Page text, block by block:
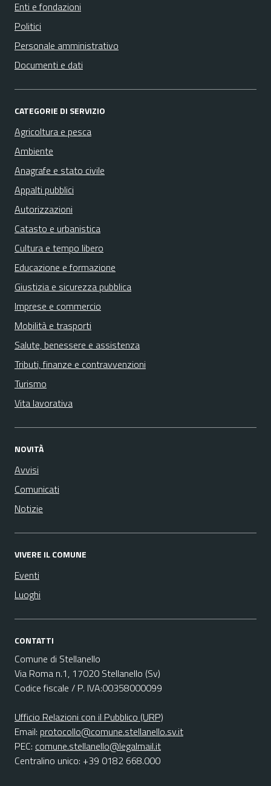
Enti e fondazioni
Politici
Personale amministrativo
Documenti e dati
CATEGORIE DI SERVIZIO
Agricoltura e pesca
Ambiente
Anagrafe e stato civile
Appalti pubblici
Autorizzazioni
Catasto e urbanistica
Cultura e tempo libero
Educazione e formazione
Giustizia e sicurezza pubblica
Imprese e commercio
Mobilità e trasporti
Salute, benessere e assistenza
Tributi, finanze e contravvenzioni
Turismo
Vita lavorativa
NOVITÀ
Avvisi
Comunicati
Notizie
VIVERE IL COMUNE
Eventi
Luoghi
CONTATTI
Comune di Stellanello
Via Roma n.1, 17020 Stellanello (Sv)
Codice fiscale / P. IVA:00358000099
Ufficio Relazioni con il Pubblico (URP)
Email: protocollo@comune.stellanello.sv.it
PEC: comune.stellanello@legalmail.it
Centralino unico: +39 0182 668.000